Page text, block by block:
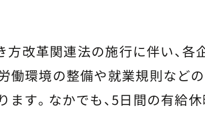
改革関連法の施行に伴い、各
働環境の整備や就業規則など
ます。なかでも、5日間の有給